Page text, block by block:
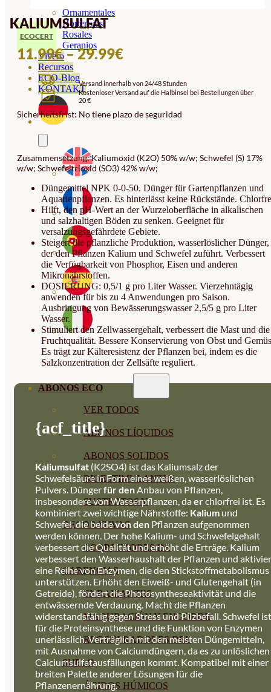
Ornamentales
Hortensias
Rosales
Geranios
Vivero
Recursos
ECO-Blog
KONTAKT
ABONOS ECO
VER TODOS
ABONOS LÍQUIDOS
ABONOS SOLIDOS
BIOESTIMULANTES
SUSTRATOS Y
DECORATIVAS
CORRECTORES DE
CARENCIAS
ENRAIZANTES
MADURACIÓN Y ENGORDE
REGENERADORES DEL
SUELO
ÁCIDOS HÚMICOS
KALIUMSULFAT
ECOCERT
11.99€–29.99€PREISSPANNE:
BIS
Versand innerhalb von 24/48 Stunden
Kostenloser Versand auf die Halbinsel bei Bestellungen über
20 €
Sicherheitsfrist: No tiene plazo de seguridad
Zusammensetzung: Kaliumoxid (K2O) 50% w/w; Schwefel (S) 17%
w/w; Schwefeltrioxid (SO3) 42% w/w;
Düngemittel NPK 0-0-50. Dünger für Gartenpflanzen und
Aquarienpflanzen. Es hinterlässt keine Rückstände.
Hilft, den pH-Wert an der Wurzeloberfläche in alkalischen
und salzhaltigen Böden zu senken. Geeignet für
versalzungsgefährdete Gebiete.
Steigert die pflanzliche Produktion, wasserlöslicher Dünger,
der den Pflanzen Kalium und Schwefel zuführt. Verbessert
die Verfügbarkeit von Phosphor, Eisen und anderen
Mikronährstoffen.
DOSIERUNG: 0,5/1 g pro Liter Wasser. Vierzehntägig
anwenden für bis zu 4 Anwendungen pro Saison.
Ausbringung von Bewässerungswasser 2,5/5 g pro Liter
Wasser.
Stimuliert den Zellwassergehalt, verbessert die Mast und die
Fruchtqualität. Bessere Konservierung von Obst und
Es trägt zur Kälteresistenz der Pflanzen bei, indem es die
Salzkonzentration der Zellsäfte reguliert.
{acf_title}
Kaliumsulfat (K2SO4) ist das Kaliumsalz der
Schwefelsäure in Form eines weißen, wasserlöslichen
Pulvers. Düngerfür denAnbau von Pflanzen,
insbesondere von Wasserpflanzen, da erchlorfrei ist. Es
kombiniert zwei wichtige Nährstoffe: Kalium und
Schwefel, die beidevon den Pflanzen aufgenommen
werden können. Der hohe Kalium- und Schwefelgehalt
verbessert die Qualität und erhöht die Erträge. Kalium
verbessert den Wasserhaushalt der Pflanzen und
eine Reihe von Enzymen, die den Stickstoffmetabolismus
unterstützen. Erhöht den Eiweiß- und Glutengehalt (in
Getreide), fördert die Photosyntheseaktivität und die
entwässernde Verdauung. Macht die Pflanzen
widerstandsfähig gegen Stress und Pilzbefall. Schwefel ist
für die Proteinsynthese und die Funktion von Enzymen
unerlässlich.Verträglich mit den meisten Düngemitteln,
mit Ausnahme von Calciumdüngern, da es zu unlöslichen
Calciumsulfatausfällungen kommt. Kompatibel mit einer
breiten Palette anderer Lösungen für die
Pflanzenernährung.